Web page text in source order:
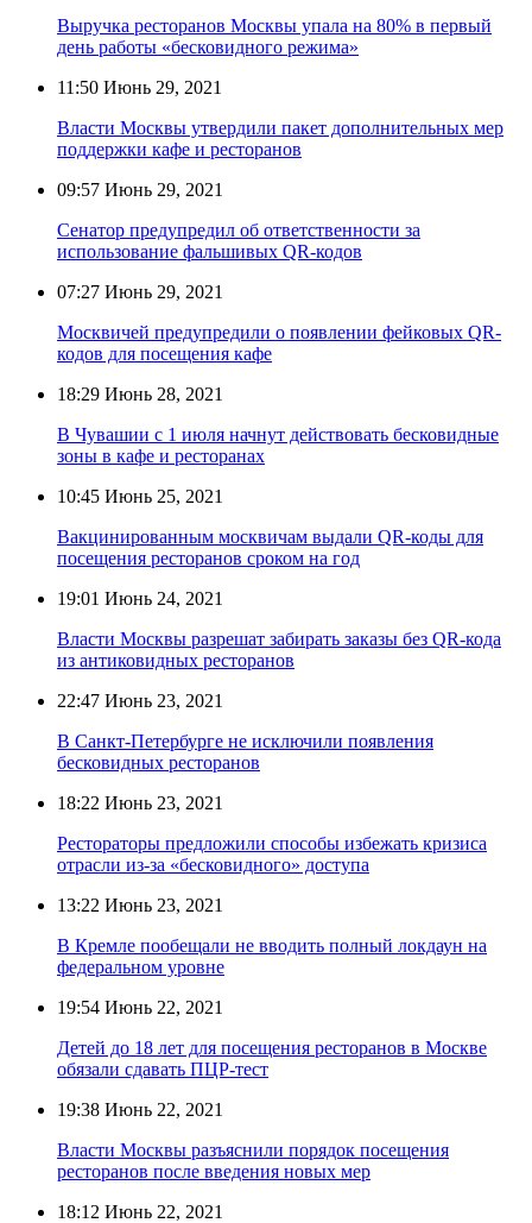
Выручка ресторанов Москвы упала на 80% в первый
день работы «бесковидного режима»
11:50 Июнь 29, 2021
Власти Москвы утвердили пакет дополнительных мер
поддержки кафе и ресторанов
09:57 Июнь 29, 2021
Сенатор предупредил об ответственности за
использование фальшивых QR-кодов
07:27 Июнь 29, 2021
Москвичей предупредили о появлении фейковых QR-
кодов для посещения кафе
18:29 Июнь 28, 2021
В Чувашии с 1 июля начнут действовать бесковидные
зоны в кафе и ресторанах
10:45 Июнь 25, 2021
Вакцинированным москвичам выдали QR-коды для
посещения ресторанов сроком на год
19:01 Июнь 24, 2021
Власти Москвы разрешат забирать заказы без QR-кода
из антиковидных ресторанов
22:47 Июнь 23, 2021
В Санкт-Петербурге не исключили появления
бесковидных ресторанов
18:22 Июнь 23, 2021
Рестораторы предложили способы избежать кризиса
отрасли из-за «бесковидного» доступа
13:22 Июнь 23, 2021
В Кремле пообещали не вводить полный локдаун на
федеральном уровне
19:54 Июнь 22, 2021
Детей до 18 лет для посещения ресторанов в Москве
обязали сдавать ПЦР-тест
19:38 Июнь 22, 2021
Власти Москвы разъяснили порядок посещения
ресторанов после введения новых мер
18:12 Июнь 22, 2021